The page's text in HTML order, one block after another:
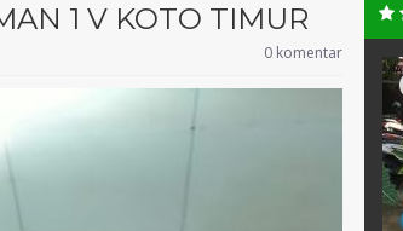
1 V KOTO TIMUR
0 komentar
S.PdI.,M.Pd.,Gr